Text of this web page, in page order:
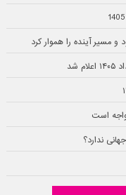
است
ندارد؟